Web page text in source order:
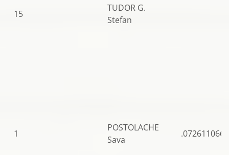
15
TUDOR G.
Stefan
1
POSTOLACHE
Sava
.0726110667